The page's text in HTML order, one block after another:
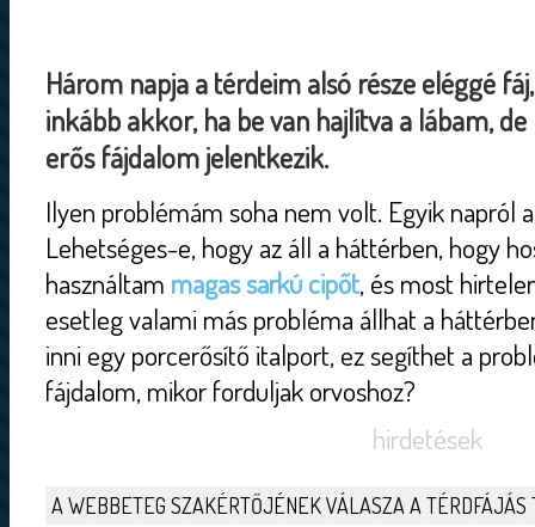
Három napja a térdeim alsó része eléggé
inkább akkor, ha be van hajlítva a lábam,
erős fájdalom jelentkezik.
Ilyen problémám soha nem volt. Egyik napról
Lehetséges-e, hogy az áll a háttérben, hogy
használtam magas sarkú cipőt, és most
esetleg valami más probléma állhat a
inni egy porcerősítő italport, ez segíthet a
fájdalom, mikor forduljak orvoshoz?
hirdetések
A WEBBETEG SZAKÉRTŐJÉNEK VÁLASZA A TÉRDFÁJÁS